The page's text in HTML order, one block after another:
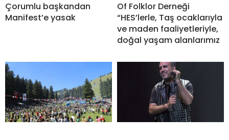
Çorumlu başkandan
Manifest’e yasak
Of Folklor Derneği
“HES’lerle, Taş ocaklarıyla
ve maden faaliyetleriyle,
doğal yaşam alanlarımız